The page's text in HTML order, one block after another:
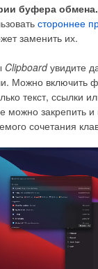
буфера обмена.
стороннее
заменить их.
Clipboardувидите
Можно включить
текст, ссылки
можно закрепить и
сочетания